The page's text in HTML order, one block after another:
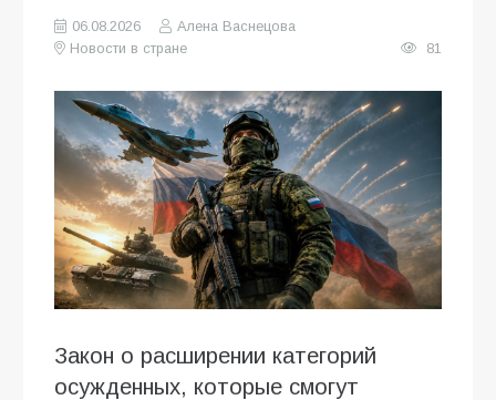
06.08.2026
Алена Васнецова
Новости в стране
81
Закон о расширении категорий
осужденных, которые смогут